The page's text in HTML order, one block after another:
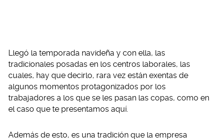
Llegó la temporada navideña y con ella, las
tradicionales posadas en los centros laborales, las
cuales, hay que decirlo, rara vez están exentas de
algunos momentos protagonizados por los
trabajadores a los que se les pasan las copas, como en
el caso que te presentamos aquí.
Además de esto, es una tradición que la empresa